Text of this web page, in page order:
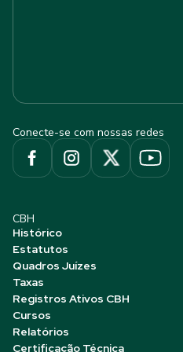
Conecte-se com nossas redes
CBH
Histórico
Estatutos
Quadros Juízes
Taxas
Registros Ativos CBH
Cursos
Relatórios
Certificação Técnica